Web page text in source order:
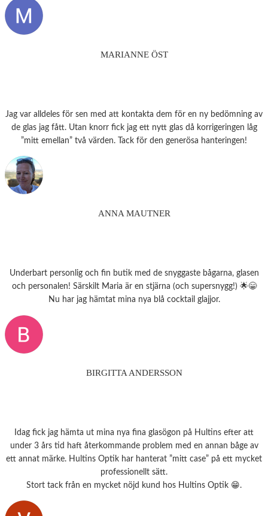
MARIANNE ÖST
Jag var alldeles för sen med att kontakta dem för en ny bedömning av
de glas jag fått. Utan knorr fick jag ett nytt glas då korrigeringen låg
”mitt emellan” två värden. Tack för den generösa hanteringen!
ANNA MAUTNER
Underbart personlig och fin butik med de snyggaste bågarna, glasen
och personalen! Särskilt Maria är en stjärna (och supersnygg!) 🌟😁
Nu har jag hämtat mina nya blå cocktail glajjor.
BIRGITTA ANDERSSON
Idag fick jag hämta ut mina nya fina glasögon på Hultins efter att
under 3 års tid haft återkommande problem med en annan båge av
ett annat märke. Hultins Optik har hanterat ”mitt case” på ett mycket
professionellt sätt.
Stort tack från en mycket nöjd kund hos Hultins Optik 😁.